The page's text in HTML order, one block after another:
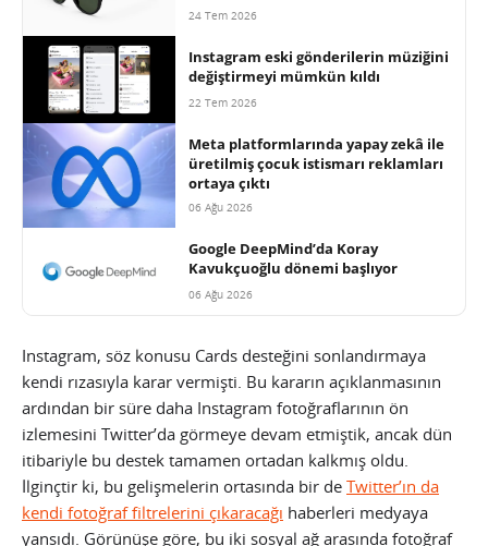
24 Tem 2026
Instagram eski gönderilerin müziğini
değiştirmeyi mümkün kıldı
22 Tem 2026
Meta platformlarında yapay zekâ ile
üretilmiş çocuk istismarı reklamları
ortaya çıktı
06 Ağu 2026
Google DeepMind’da Koray
Kavukçuoğlu dönemi başlıyor
06 Ağu 2026
Instagram, söz konusu Cards desteğini sonlandırmaya
kendi rızasıyla karar vermişti. Bu kararın açıklanmasının
ardından bir süre daha Instagram fotoğraflarının ön
izlemesini Twitter’da görmeye devam etmiştik, ancak dün
itibariyle bu destek tamamen ortadan kalkmış oldu.
İlginçtir ki, bu gelişmelerin ortasında bir de Twitter’ın da
kendi fotoğraf filtrelerini çıkaracağı haberleri medyaya
yansıdı. Görünüşe göre, bu iki sosyal ağ arasında fotoğraf